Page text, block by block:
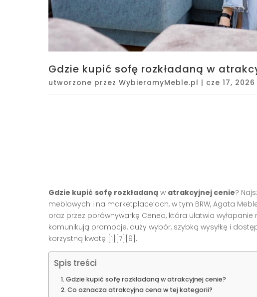
Gdzie kupić sofę rozkładaną w
utworzone przez WybieramyMeble.pl | cze 17, 2026
Gdzie kupić sofę rozkładaną w atrakcyjnej cenie?
meblowych i na marketplace’ach, w tym BRW, Agata
oraz przez porównywarkę Ceneo, która ułatwia
komunikują promocje, duży wybór, szybką wysyłkę i
korzystną kwotę [1][7][9].
Spis treści
Gdzie kupić sofę rozkładaną w atrakcyjnej cenie?
Co oznacza atrakcyjna cena w tej kategorii?